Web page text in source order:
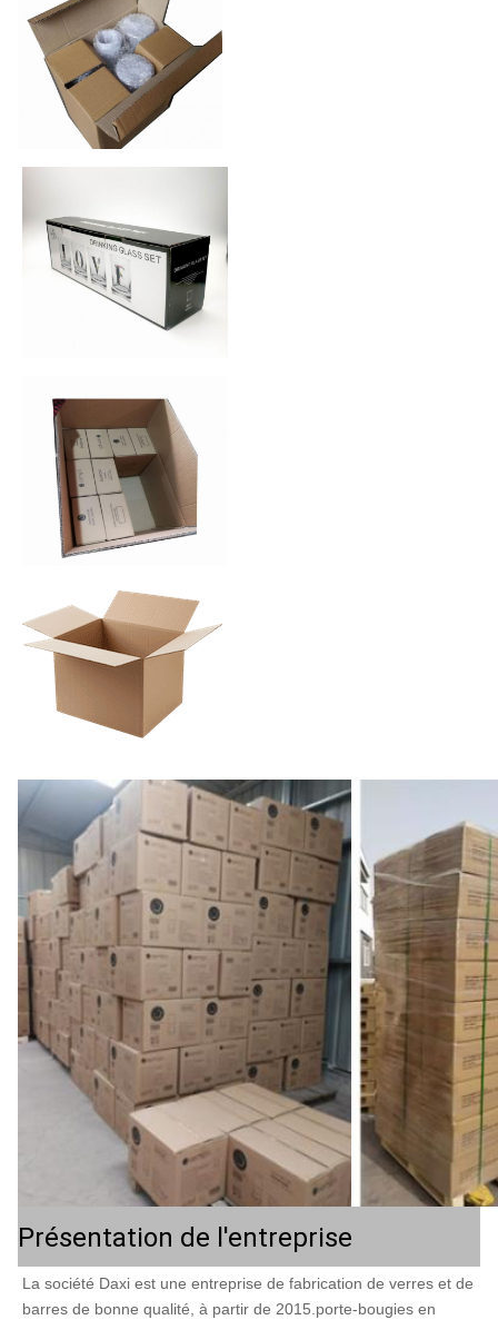
Présentation de l'entreprise
La société Daxi est une entreprise de fabrication de verres et de
barres de bonne qualité, à partir de 2015.porte-bougies en